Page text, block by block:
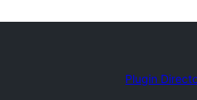
Plugin